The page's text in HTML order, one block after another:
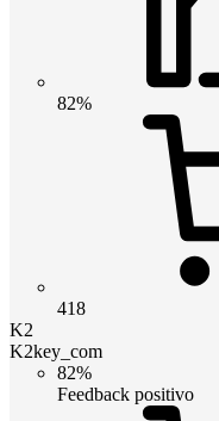
82%
418
K2
K2key_com
82%
Feedback positivo